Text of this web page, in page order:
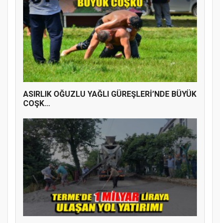
ASIRLIK OĞUZLU YAĞLI GÜREŞLERİ’NDE BÜYÜK
COŞK...